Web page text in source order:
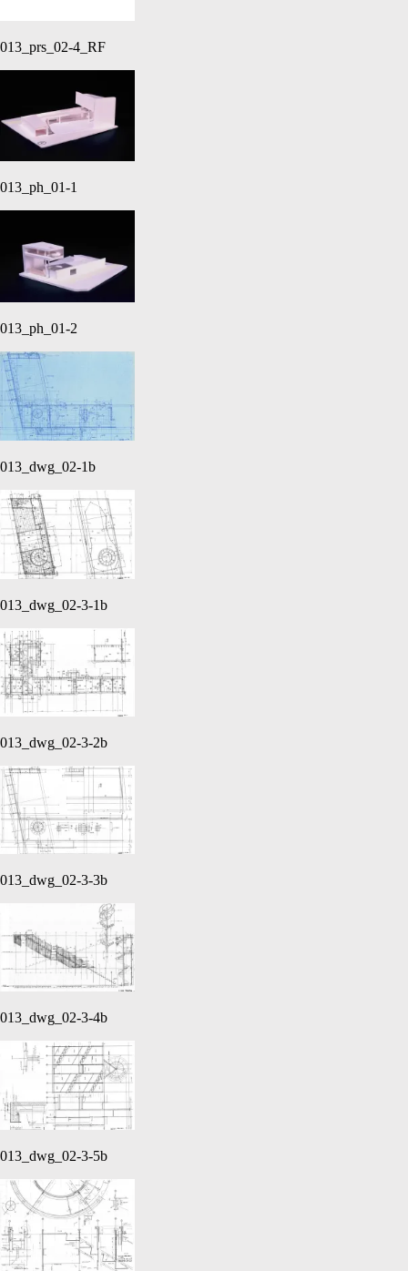
013_prs_02-4_RF
013_ph_01-1
013_ph_01-2
013_dwg_02-1b
013_dwg_02-3-1b
013_dwg_02-3-2b
013_dwg_02-3-3b
013_dwg_02-3-4b
013_dwg_02-3-5b